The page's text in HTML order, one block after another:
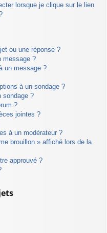
lorsque je clique sur le lien
ou une réponse ?
message ?
un message ?
à un sondage ?
sondage ?
?
jointes ?
à un modérateur ?
brouillon » affiché lors de la
approuvé ?